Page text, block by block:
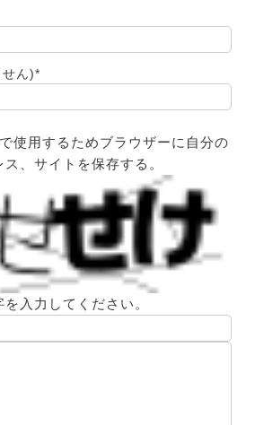
せん)*
使用するためブラウザーに自分の
、サイトを保存する。
入力してください。